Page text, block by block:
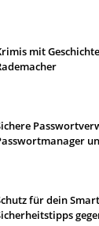
mit
für dein